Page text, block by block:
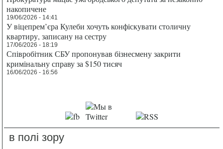
накопичене
19/06/2026 - 14:41
У віцепрем’єра Кулеби хочуть конфіскувати столичну
квартиру, записану на сестру
17/06/2026 - 18:19
Співробітник СБУ пропонував бізнесмену закрити
кримінальну справу за $150 тисяч
16/06/2026 - 16:56
в полі зору